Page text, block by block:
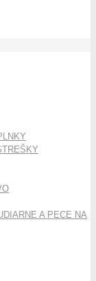
A PECE NA